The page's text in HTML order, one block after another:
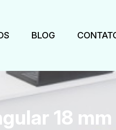
BLOG
18